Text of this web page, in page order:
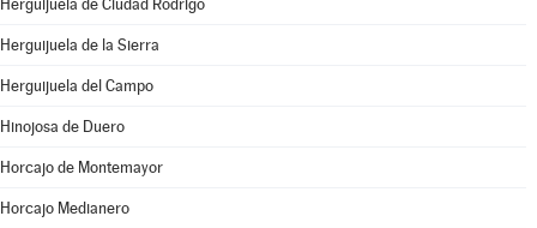
Herguijuela de Ciudad Rodrigo
Herguijuela de la Sierra
Herguijuela del Campo
Hinojosa de Duero
Horcajo de Montemayor
Horcajo Medianero